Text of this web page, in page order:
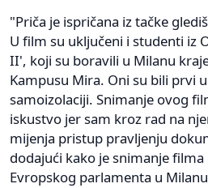
"Priča je ispričana iz tačke
U film su uključeni i studenti iz
II', koji su boravili u Milanu
Kampusu Mira. Oni su bili prvi
samoizolaciji. Snimanje ovog
iskustvo jer sam kroz rad na
mijenja pristup pravljenju
dodajući kako je snimanje
Evropskog parlamenta u